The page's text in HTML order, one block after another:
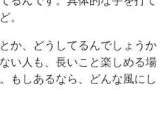
。
か、どうしてるんでしょうか
い人も、長いこと楽しめる場
もしあるなら、どんな風にし